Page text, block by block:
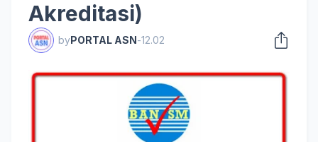
Akreditasi)
byPORTAL ASN-12.02